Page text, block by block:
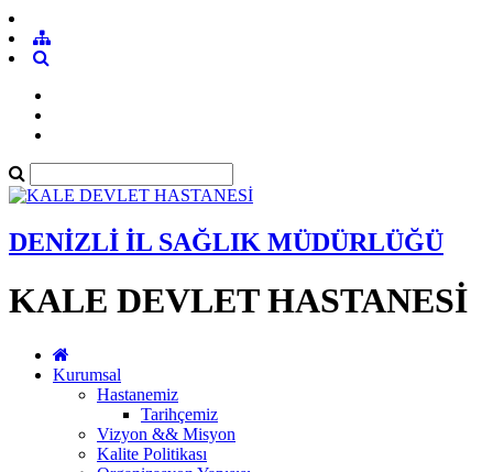
DENİZLİ İL SAĞLIK MÜDÜRLÜĞÜ
KALE DEVLET HASTANESİ
Kurumsal
Hastanemiz
Tarihçemiz
Vizyon && Misyon
Kalite Politikası